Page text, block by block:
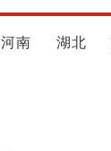
河南 湖北